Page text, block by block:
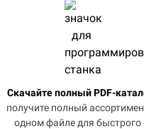
Скачайте полный PDF-
получите полный
одном файле для быстрого